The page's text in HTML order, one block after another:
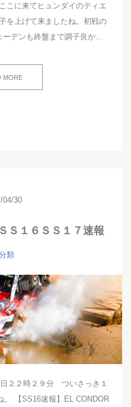
こに来てヒュンダイのティエ
を上げて来ましたね。初戦の
ーデンも終盤まで調子良か…
MORE
04/30
Ｓ１６ＳＳ１７速報
類
２２時２９分 ついさっき１
。 【SS16速報】EL CONDOR